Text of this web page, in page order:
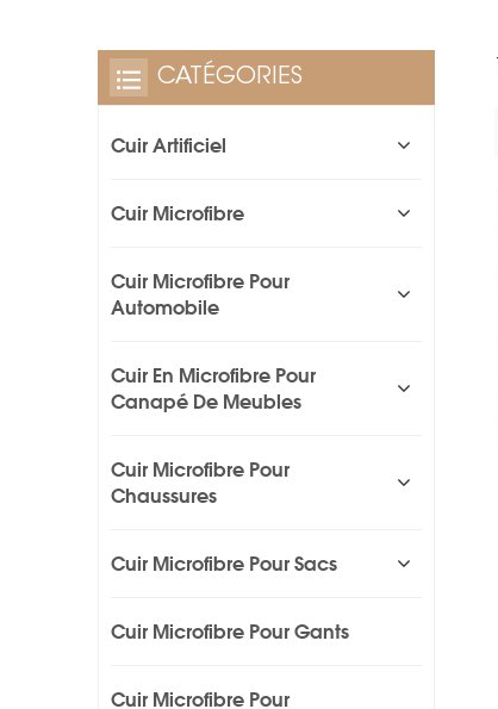
CATÉGORIES
Cuir Artificiel
Cuir Microfibre
Cuir Microfibre Pour
Automobile
Cuir En Microfibre Pour
Canapé De Meubles
Cuir Microfibre Pour
Chaussures
Cuir Microfibre Pour Sacs
Cuir Microfibre Pour Gants
Cuir Microfibre Pour